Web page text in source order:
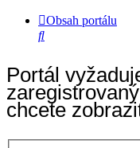
Obsah portálu
Hľadať
Portál
chcete